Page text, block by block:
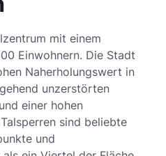
mit einem
Einwohnern. Die Stadt
Naherholungswert in
unzerstörten
einer hohen
sind beliebte
und